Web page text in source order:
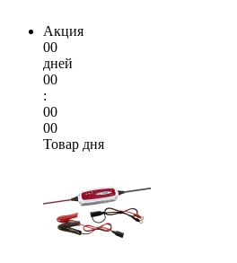
Акция
00
дней
00
:
00
00
Товар дня